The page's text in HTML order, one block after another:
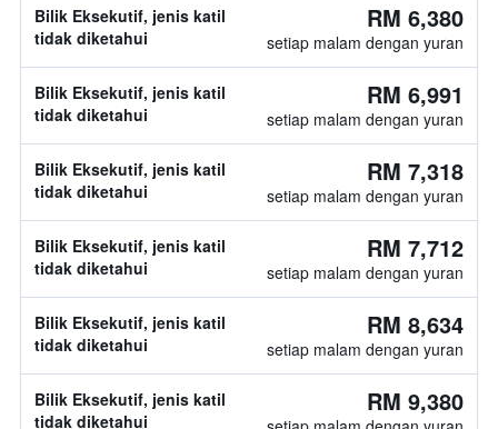
Bilik Eksekutif, jenis katil
tidak diketahui
RM 6,380
setiap malam dengan yuran
Bilik Eksekutif, jenis katil
tidak diketahui
RM 6,991
setiap malam dengan yuran
Bilik Eksekutif, jenis katil
tidak diketahui
RM 7,318
setiap malam dengan yuran
Bilik Eksekutif, jenis katil
tidak diketahui
RM 7,712
setiap malam dengan yuran
Bilik Eksekutif, jenis katil
tidak diketahui
RM 8,634
setiap malam dengan yuran
Bilik Eksekutif, jenis katil
tidak diketahui
RM 9,380